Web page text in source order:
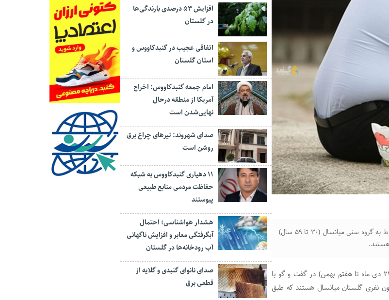
مدیر گروه بهبود تغذیه مرکز بهداشت گلستان بیشترین جمعیت استان را مربوط به گروه سنی میانسال (۳۰ تا ۵۹ سال)
فرهاد لشکربلوکی روز شنبه به مناسبت گرامیداشت طرح بسیج ملی تغذیه (۲۴ دی ماه تا هفتم بهمن) در گفت و گو با
اظهار کرد: ۸۶۰ هزار معادل ۴۲.۹ درصد از جمعیت حدود ۲ میلیون نفری گلستان میانسال هستند که طبق
افزایش ۵۳ درصدی بارندگی‌ها
در گلستان
اتفاقی عجیب در‌ گنبدکاووس و
استان گلستان
امام جمعه گنبدکاووس: اخراج
آمریکا از منطقه درحال
نهایی‌شدن است
صدای شهروند: تیرهای چراغ برق
روشن است
۱۱ دهیاری گنبدکاووس به شبکه
حفاظت مردمی منابع طبیعی
پیوستند
هشدار هواشناسی؛ احتمال
آبگرفتگی معابر و افزایش ناگهانی
آب رودخانه‌ها در گلستان
صدای نانوای گنبدی و گلایه از
قطعی برق